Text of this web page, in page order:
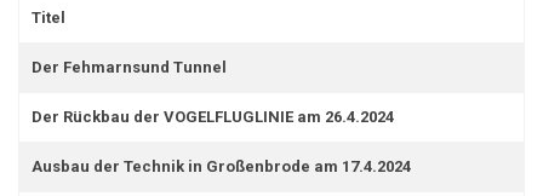
Titel
Der Fehmarnsund Tunnel
Der Rückbau der VOGELFLUGLINIE am 26.4.2024
Ausbau der Technik in Großenbrode am 17.4.2024